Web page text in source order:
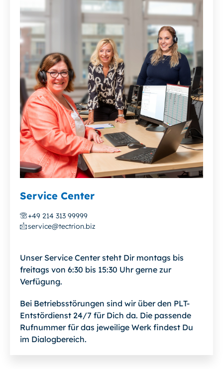
Service Center
+49 214 313 99999
service@tectrion.biz
Unser Service Center steht Dir montags bis
freitags von 6:30 bis 15:30 Uhr gerne zur
Verfügung.
Bei Betriebsstörungen sind wir über den PLT-
Entstördienst 24/7 für Dich da. Die passende
Rufnummer für das jeweilige Werk findest Du
im Dialogbereich.